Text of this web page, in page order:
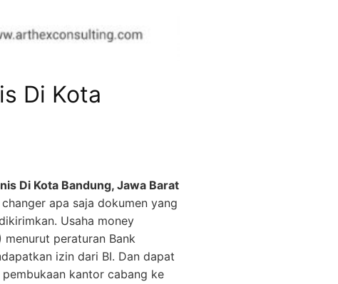
Di Kota
Di Kota Bandung, Jawa Barat
apa saja dokumen yang
Usaha money
menurut peraturan Bank
izin dari BI. Dan dapat
kantor cabang ke